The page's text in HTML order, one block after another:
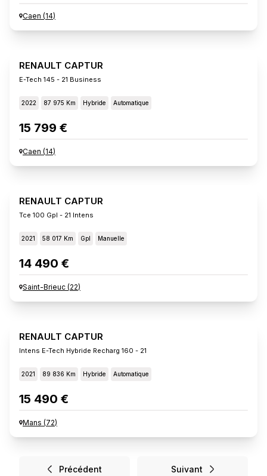
Caen (14)
RENAULT CAPTUR
E-Tech 145 - 21 Business
2022 87 975 Km Hybride Automatique
15 799 €
Caen (14)
RENAULT CAPTUR
Tce 100 Gpl - 21 Intens
2021 58 017 Km Gpl Manuelle
14 490 €
Saint-Brieuc (22)
RENAULT CAPTUR
Intens E-Tech Hybride Recharg 160 - 21
2021 89 836 Km Hybride Automatique
15 490 €
Mans (72)
Précédent Suivant